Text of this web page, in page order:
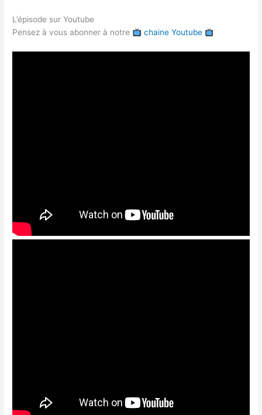
L’épisode sur Youtube
Pensez à vous abonner à notre
chaine Youtube